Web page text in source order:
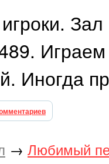
Иногда
→ Любимый